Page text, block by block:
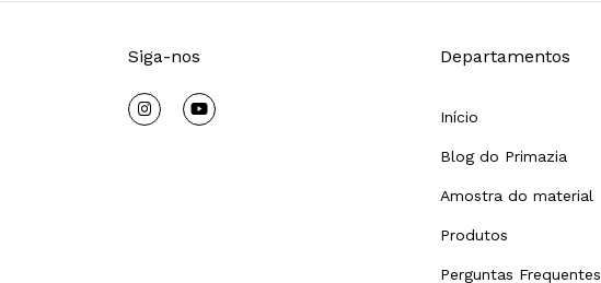
Siga-nos Departamentos
Início
Blog do Primazia
Amostra do material
Produtos
Perguntas Frequentes